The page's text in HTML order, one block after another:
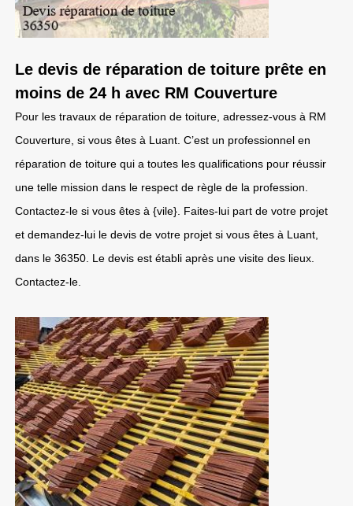
Le devis de réparation de toiture prête en
moins de 24 h avec RM Couverture
Pour les travaux de réparation de toiture, adressez-vous à RM
Couverture, si vous êtes à Luant. C’est un professionnel en
réparation de toiture qui a toutes les qualifications pour réussir
une telle mission dans le respect de règle de la profession.
Contactez-le si vous êtes à {vile}. Faites-lui part de votre projet
et demandez-lui le devis de votre projet si vous êtes à Luant,
dans le 36350. Le devis est établi après une visite des lieux.
Contactez-le.